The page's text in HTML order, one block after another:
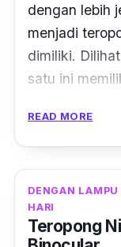
dengan lebih
menjadi
dimiliki.
satu ini
dengan
jadi lebih
sinar UV dari
READ MORE
DENGAN
HARI
Teropong